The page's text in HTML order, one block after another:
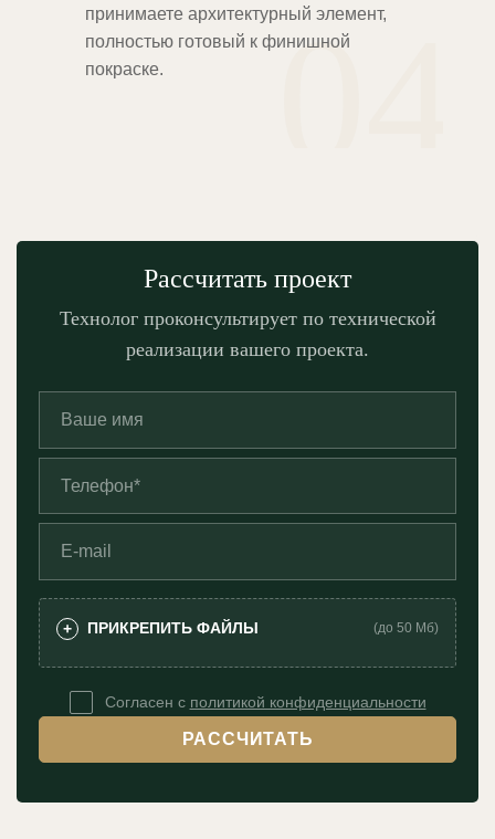
04
принимаете архитектурный элемент,
полностью готовый к финишной
покраске.
Рассчитать проект
Технолог проконсультирует по технической
реализации вашего проекта.
+ ПРИКРЕПИТЬ ФАЙЛЫ (до 50 Мб)
Согласен с политикой конфиденциальности
РАССЧИТАТЬ